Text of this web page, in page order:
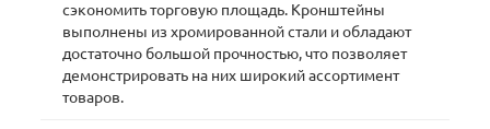
сэкономить торговую площадь. Кронштейны
выполнены из хромированной стали и обладают
достаточно большой прочностью, что позволяет
демонстрировать на них широкий ассортимент
товаров.